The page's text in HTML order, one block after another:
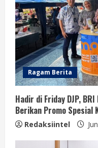
Ragam Berita
Hadir di Friday DJP,
Berikan Promo Spesial
Redaksiintel